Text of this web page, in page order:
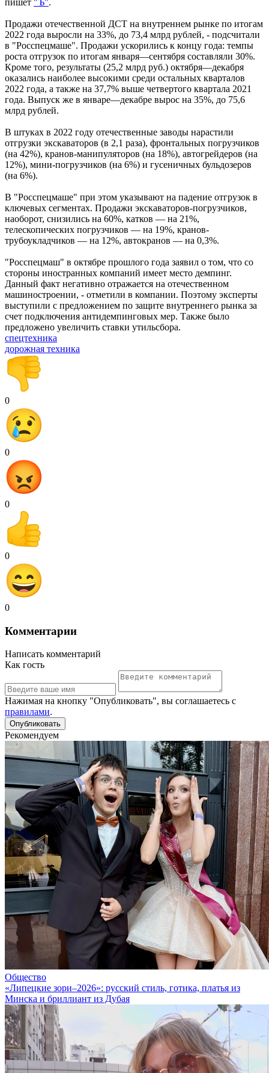
Продажи отечественной ДСТ на внутреннем рынке по итогам
2022 года выросли на 33%, до 73,4 млрд рублей, - подсчитали
в "Росспецмаше". Продажи ускорились к концу года: темпы
роста отгрузок по итогам января—сентября составляли 30%.
Кроме того, результаты (25,2 млрд руб.) октября—декабря
оказались наиболее высокими среди остальных кварталов
2022 года, а также на 37,7% выше четвертого квартала 2021
года. Выпуск же в январе—декабре вырос на 35%, до 75,6
млрд рублей.
В штуках в 2022 году отечественные заводы нарастили
отгрузки экскаваторов (в 2,1 раза), фронтальных погрузчиков
(на 42%), кранов-манипуляторов (на 18%), автогрейдеров (на
12%), мини-погрузчиков (на 6%) и гусеничных бульдозеров
(на 6%).
В "Росспецмаше" при этом указывают на падение отгрузок в
ключевых сегментах. Продажи экскаваторов-погрузчиков,
наоборот, снизились на 60%, катков — на 21%,
телескопических погрузчиков — на 19%, кранов-
трубоукладчиков — на 12%, автокранов — на 0,3%.
"Росспецмаш" в октябре прошлого года заявил о том, что со
стороны иностранных компаний имеет место демпинг.
Данный факт негативно отражается на отечественном
машиностроении, - отметили в компании. Поэтому эксперты
выступили с предложением по защите внутреннего рынка за
счет подключения антидемпинговых мер. Также было
предложено увеличить ставки утильсбора.
спецтехника
дорожная техника
0
0
0
0
0
Комментарии
Написать комментарий
Как гость
Нажимая на кнопку "Опубликовать", вы соглашаетесь с
правилами.
Рекомендуем
Общество
«Липецкие зори–2026»: русский стиль, готика, платья из
Минска и бриллиант из Дубая